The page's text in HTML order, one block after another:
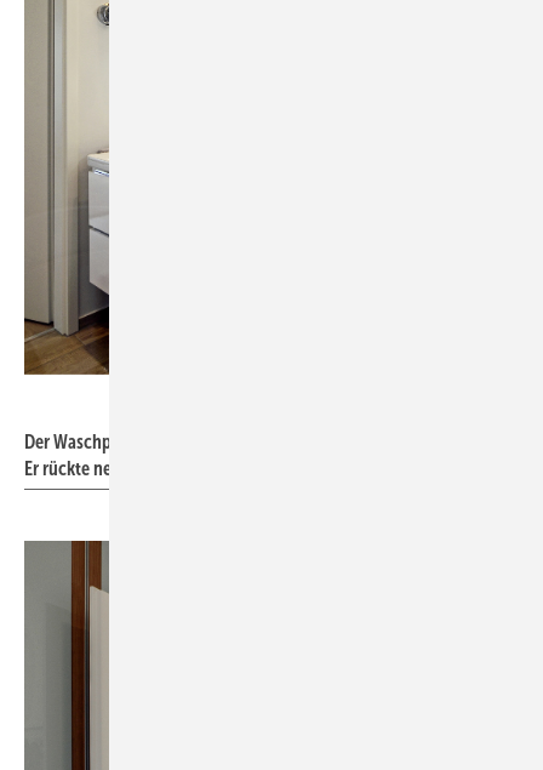
Der Waschplatz musste an eine andere Wand verlegt werden.
Er rückte neben den Eingang.